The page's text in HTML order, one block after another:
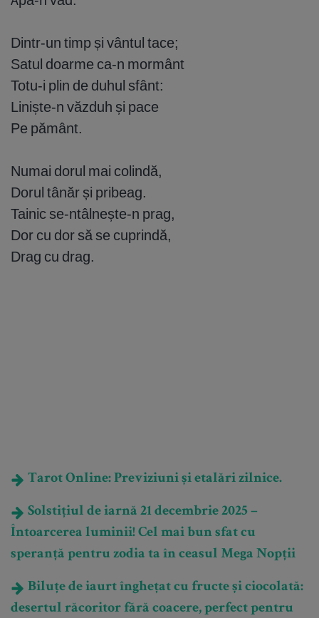
Dintr-un timp și vântul tace;
Satul doarme ca-n mormânt
Totu-i plin de duhul sfânt:
Liniște-n văzduh și pace
Pe pământ.
Numai dorul mai colindă,
Dorul tânăr și pribeag.
Tainic se-ntâlnește-n prag,
Dor cu dor să se cuprindă,
Drag cu drag.
Tarot Online: Previziuni și etalări zilnice.
Solstițiul de iarnă 21 decembrie 2025 –
Întoarcerea luminii! Cel mai bun sfat cu
speranță pentru zodia ta în ceasul Mega Nopții
Biluțe de iaurt înghețat cu fructe și ciocolată:
desertul răcoritor fără coacere, perfect pentru